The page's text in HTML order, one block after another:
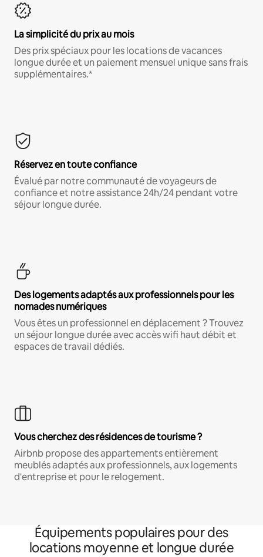
La simplicité du prix au mois
Des prix spéciaux pour les locations de vacances
longue durée et un paiement mensuel unique sans frais
supplémentaires.*
Réservez en toute confiance
Évalué par notre communauté de voyageurs de
confiance et notre assistance 24h/24 pendant votre
séjour longue durée.
Des logements adaptés aux professionnels pour les
nomades numériques
Vous êtes un professionnel en déplacement ? Trouvez
un séjour longue durée avec accès wifi haut débit et
espaces de travail dédiés.
Vous cherchez des résidences de tourisme ?
Airbnb propose des appartements entièrement
meublés adaptés aux professionnels, aux logements
d'entreprise et pour le relogement.
Équipements populaires pour des
locations moyenne et longue durée